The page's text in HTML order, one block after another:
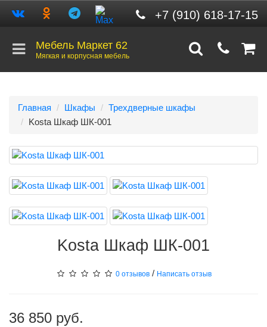
+7 (910) 618-17-15
Мебель Маркет 62
Мягкая и корпусная мебель
Главная Шкафы
Трехдверные шкафы
Kosta Шкаф ШК-001
Kosta Шкаф ШК-001
0 отзывов/ Написать отзыв
36 850 руб.